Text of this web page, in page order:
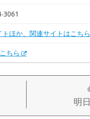
3061
トほか、関連サイトはこちら
ちら
明日